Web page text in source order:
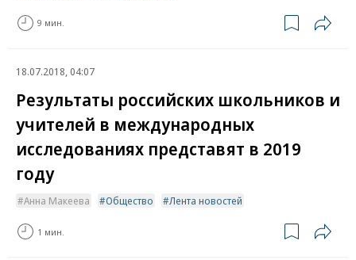
9 мин.
18.07.2018, 04:07
Результаты российских школьников и
учителей в международных
исследованиях представят в 2019
году
Анна Макеева Общество Лента новостей
1 мин.